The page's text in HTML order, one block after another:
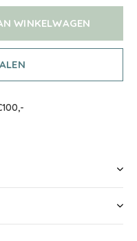
WINKELWAGEN